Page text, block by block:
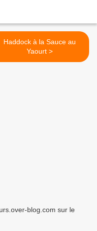
Haddock à la Sauce au
Yaourt >
blog.com sur le